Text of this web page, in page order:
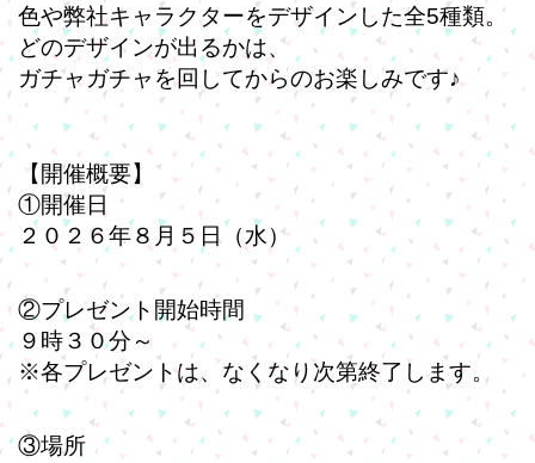
色や弊社キャラクターをデザインした全5種類。
どのデザインが出るかは、
ガチャガチャを回してからのお楽しみです♪
【開催概要】
①開催日
２０２６年８月５日（水）
②プレゼント開始時間
９時３０分～
※各プレゼントは、なくなり次第終了します。
③場所